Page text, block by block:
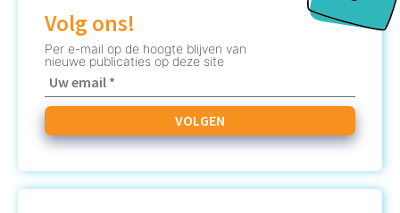
Volg ons!
Per e-mail op de hoogte blijven van
nieuwe publicaties op deze site